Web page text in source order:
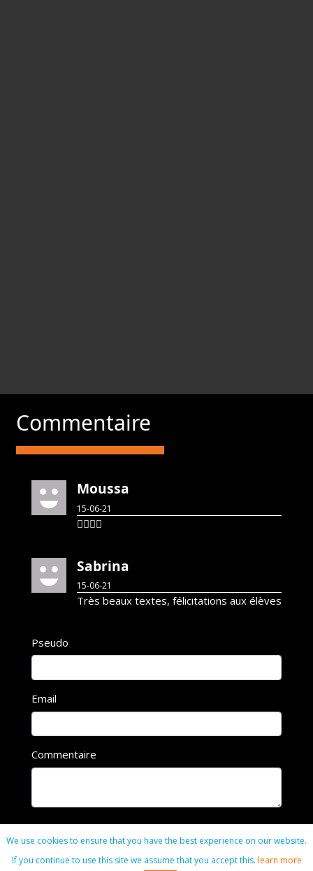
Commentaire
Moussa
15-06-21
👍🏾👍🏾
Sabrina
15-06-21
Très beaux textes, félicitations aux élèves
Pseudo
Email
Commentaire
Commenter
We use cookies to ensure that you have the best experience on our website.
If you continue to use this site we assume that you accept this. learn more